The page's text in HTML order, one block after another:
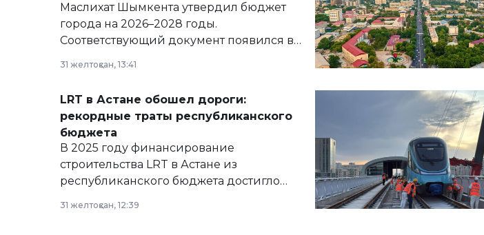
Маслихат Шымкента утвердил бюджет
города на 2026–2028 годы.
Соответствующий документ появился в
сайте маслихат города.
31 желтоқсан, 13:41
LRT в Астане обошел дороги:
рекордные траты республиканского
бюджета
В 2025 году финансирование
строительства LRT в Астане из
республиканского бюджета достигло
31 желтоқсан, 12:39